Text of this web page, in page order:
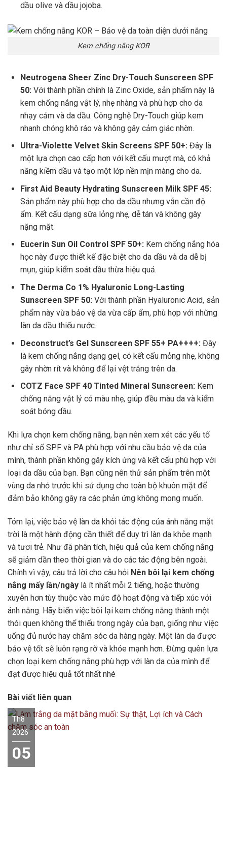
dầu olive và dầu jojoba.
Kem chống nắng KOR
Neutrogena Sheer Zinc Dry-Touch Sunscreen SPF
50: Với thành phần chính là Zinc Oxide, sản phẩm này là
kem chống nắng vật lý, nhẹ nhàng và phù hợp cho da
nhạy cảm và da dầu. Công nghệ Dry-Touch giúp kem
nhanh chóng khô ráo và không gây cảm giác nhờn.
Ultra-Violette Velvet Skin Screens SPF 50+: Đây là
một lựa chọn cao cấp hơn với kết cấu mượt mà, có khả
năng kiềm dầu và tạo một lớp nền mịn màng cho da.
First Aid Beauty Hydrating Sunscreen Milk SPF 45:
Sản phẩm này phù hợp cho da dầu nhưng vẫn cần độ
ẩm. Kết cấu dạng sữa lỏng nhẹ, dễ tán và không gây
nặng mặt.
Eucerin Sun Oil Control SPF 50+: Kem chống nắng hóa
học này được thiết kế đặc biệt cho da dầu và da dễ bị
mụn, giúp kiểm soát dầu thừa hiệu quả.
The Derma Co 1% Hyaluronic Long-Lasting
Sunscreen SPF 50: Với thành phần Hyaluronic Acid, sản
phẩm này vừa bảo vệ da vừa cấp ẩm, phù hợp với những
làn da dầu thiếu nước.
Deconstruct’s Gel Sunscreen SPF 55+ PA++++: Đây
là kem chống nắng dạng gel, có kết cấu mỏng nhẹ, không
gây nhờn rít và không để lại vệt trắng trên da.
COTZ Face SPF 40 Tinted Mineral Sunscreen: Kem
chống nắng vật lý có màu nhẹ, giúp đều màu da và kiểm
soát bóng dầu.
Khi lựa chọn kem chống nắng, bạn nên xem xét các yếu tố
như chỉ số SPF và PA phù hợp với nhu cầu bảo vệ da của
mình, thành phần không gây kích ứng và kết cấu phù hợp với
loại da dầu của bạn. Bạn cũng nên thử sản phẩm trên một
vùng da nhỏ trước khi sử dụng cho toàn bộ khuôn mặt để
đảm bảo không gây ra các phản ứng không mong muốn.
Tóm lại, việc bảo vệ làn da khỏi tác động của ánh nắng mặt
trời là một hành động cần thiết để duy trì làn da khỏe mạnh
và tươi trẻ. Như đã phân tích, hiệu quả của kem chống nắng
sẽ giảm dần theo thời gian và do các tác động bên ngoài.
Chính vì vậy, câu trả lời cho câu hỏi Nên bôi lại kem chống
nắng mấy lần/ngày là ít nhất mỗi 2 tiếng, hoặc thường
xuyên hơn tùy thuộc vào mức độ hoạt động và tiếp xúc với
ánh nắng. Hãy biến việc bôi lại kem chống nắng thành một
thói quen không thể thiếu trong ngày của bạn, giống như việc
uống đủ nước hay chăm sóc da hàng ngày. Một làn da được
bảo vệ tốt sẽ luôn rạng rỡ và khỏe mạnh hơn. Đừng quên lựa
chọn loại kem chống nắng phù hợp với làn da của mình để
đạt được hiệu quả tốt nhất nhé
Bài viết liên quan
Th8
2026
05